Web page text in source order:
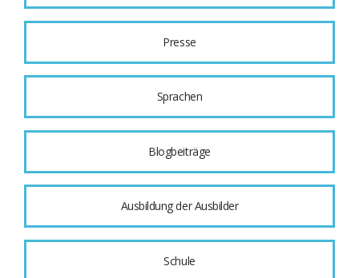
Presse
Sprachen
Blogbeiträge
Ausbildung der Ausbilder
Schule